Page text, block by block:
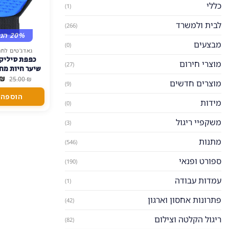
כללי (1)
לבית ולמשרד (266)
מבצעים (0)
מוצרי חירום (27)
מוצרים חדשים (9)
מידות (0)
משקפיי ריגול (3)
מתנות (546)
ספורט ופנאי (190)
עמדות עבודה (1)
פתרונות אחסון וארגון (42)
ריגול הקלטה וצילום (82)
20% הנחה
גאדג'טים
כפפת
שיער חיות
מושלם
25.00₪